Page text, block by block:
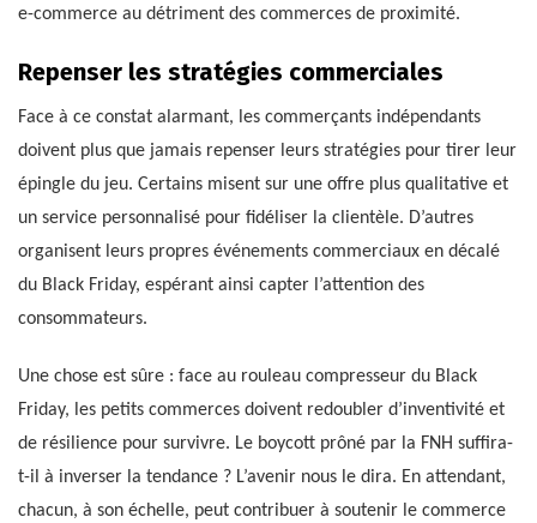
e-commerce au détriment des commerces de proximité.
Repenser les stratégies commerciales
Face à ce constat alarmant, les commerçants indépendants
doivent plus que jamais repenser leurs stratégies pour tirer leur
épingle du jeu. Certains misent sur une offre plus qualitative et
un service personnalisé pour fidéliser la clientèle. D’autres
organisent leurs propres événements commerciaux en décalé
du Black Friday, espérant ainsi capter l’attention des
consommateurs.
Une chose est sûre : face au rouleau compresseur du Black
Friday, les petits commerces doivent redoubler d’inventivité et
de résilience pour survivre. Le boycott prôné par la FNH suffira-
t-il à inverser la tendance ? L’avenir nous le dira. En attendant,
chacun, à son échelle, peut contribuer à soutenir le commerce